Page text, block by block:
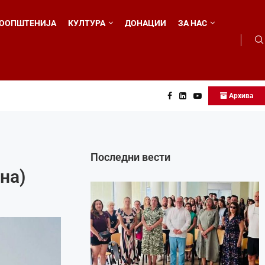
КУЛТУРА ДОНАЦИИ ЗА НАС
Архива
Последни вести